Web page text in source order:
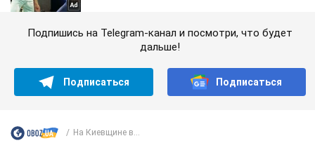
Подпишись на Telegram-канал и посмотри, что будет
дальше!
Подписаться Подписаться
На Киевщине в...